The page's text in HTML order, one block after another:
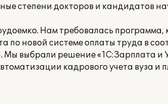
степени докторов и кандидатов
Нам требовалась программа,
по новой системе оплаты труда в
Мы выбрали решение «1С:Зарплата и
кадрового учета вуза и